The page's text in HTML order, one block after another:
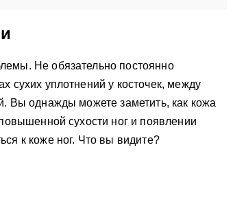
Не обязательно постоянно
сухих уплотнений у косточек, между
Вы однажды можете заметить, как кожа
сухости ног и появлении
к коже ног. Что вы видите?